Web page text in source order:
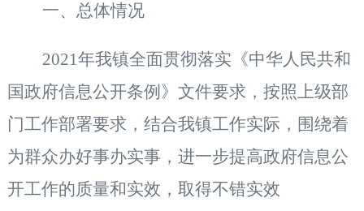
一、 总体情况
2021年我镇全面贯彻落实《中华人民共和
国政府信息公开条例》文件要求，按照上级部
门工作部署要求，结合我镇工作实际，围绕着
为群众办好事办实事，进一步提高政府信息公
开工作的质量和实效，取得不错实效